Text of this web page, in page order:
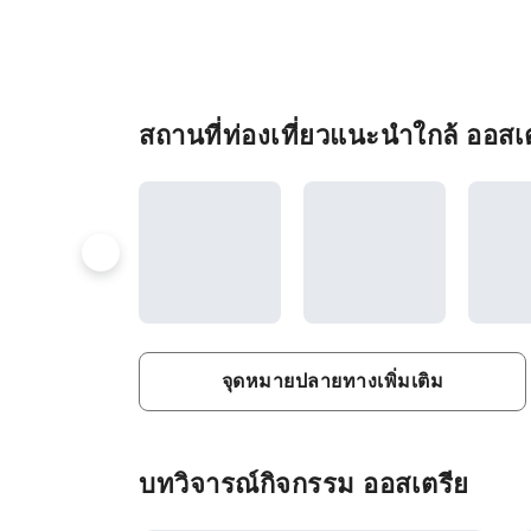
สถานที่ท่องเที่ยวแนะนำใกล้ ออสเ
จุดหมายปลายทางเพิ่มเติม
บทวิจารณ์กิจกรรม ออสเตรีย